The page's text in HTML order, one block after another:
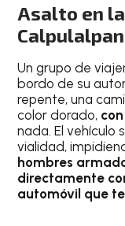
Asalto en
Calpulalpan
Un grupo de
bordo de su
repente, una
color dorado,
nada. El vehículo
vialidad,
hombres
directamente
automóvil que